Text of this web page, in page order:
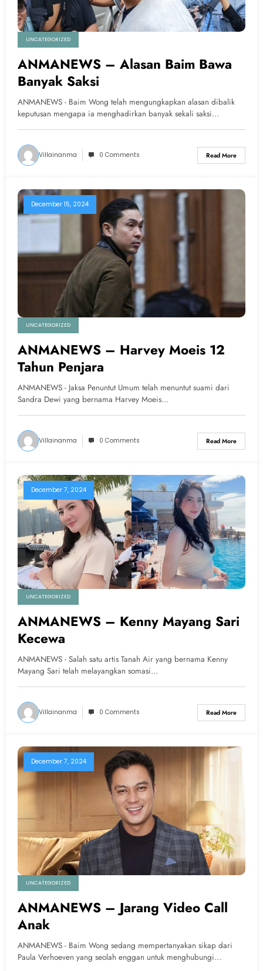
UNCATEGORIZED
ANMANEWS – Alasan Baim Bawa
Banyak Saksi
ANMANEWS - Baim Wong telah mengungkapkan alasan dibalik
keputusan mengapa ia menghadirkan banyak sekali saksi…
Villainanma 0 Comments Read More
December 15, 2024
UNCATEGORIZED
ANMANEWS – Harvey Moeis 12
Tahun Penjara
ANMANEWS - Jaksa Penuntut Umum telah menuntut suami dari
Sandra Dewi yang bernama Harvey Moeis…
Villainanma 0 Comments Read More
December 7, 2024
UNCATEGORIZED
ANMANEWS – Kenny Mayang Sari
Kecewa
ANMANEWS - Salah satu artis Tanah Air yang bernama Kenny
Mayang Sari telah melayangkan somasi…
Villainanma 0 Comments Read More
December 7, 2024
UNCATEGORIZED
ANMANEWS – Jarang Video Call
Anak
ANMANEWS - Baim Wong sedang mempertanyakan sikap dari
Paula Verhoeven yang seolah enggan untuk menghubungi…